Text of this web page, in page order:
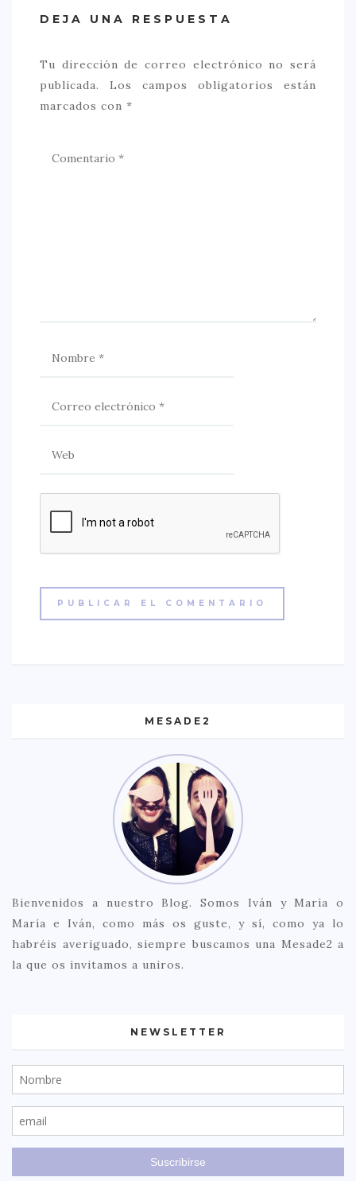
DEJA UNA RESPUESTA
Tu dirección de correo electrónico no será
publicada.
Los campos obligatorios están
marcados con *
MESADE2
Bienvenidos a nuestro Blog. Somos Iván y María o
María e Iván, como más os guste, y sí, como ya lo
habréis averiguado, siempre buscamos una Mesade2 a
la que os invitamos a uniros.
NEWSLETTER